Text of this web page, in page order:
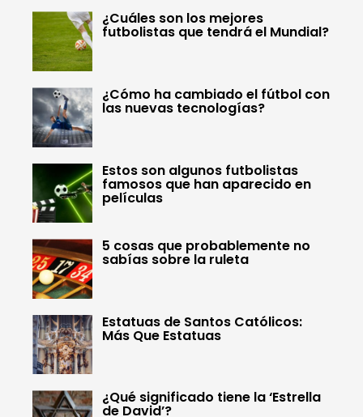
¿Cuáles son los mejores
futbolistas que tendrá el Mundial?
¿Cómo ha cambiado el fútbol con
las nuevas tecnologías?
Estos son algunos futbolistas
famosos que han aparecido en
películas
5 cosas que probablemente no
sabías sobre la ruleta
Estatuas de Santos Católicos:
Más Que Estatuas
¿Qué significado tiene la ‘Estrella
de David’?